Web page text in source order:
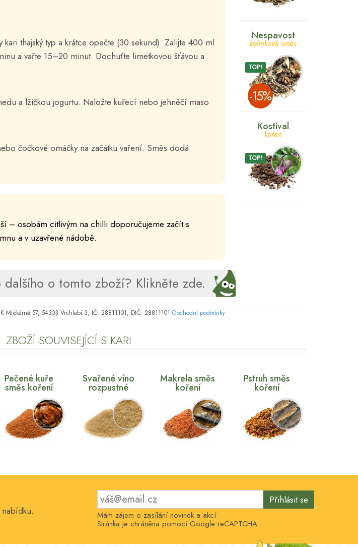
thajský typ a krátce opečte (30 sekund). Zalijte 400 ml
a vařte 15–20 minut. Dochuťte limetkovou šťávou a
a lžičkou jogurtu. Naložte kuřecí nebo jehněčí maso
čočkové omáčky na začátku vaření. Směs dodá
– osobám citlivým na chilli doporučujeme začít s
a v uzavřené nádobě.
Nespavost
bylinková směs
TOP!
­-15%
Kostival
kořen
TOP!
dalšího o tomto zboží? Klikněte zde.
Mlékárně 57, 54303 Vrchlabí 3, IČ: 28811101, DIČ: 28811101 Obchodní podmínky
ZBOŽÍ SOUVISEJÍCÍ S KARI
Pečené kuře
směs koření
Svařené víno
rozpustné
Makrela směs
koření
Pstruh směs
koření
Přihlásit se
Mám zájem o zasílání novinek a akcí
Stránka je chráněna pomocí Google reCAPTCHA